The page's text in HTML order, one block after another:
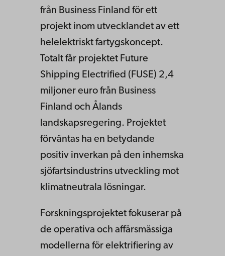
från Business Finland för ett
projekt inom utvecklandet av ett
helelektriskt fartygskoncept.
Totalt får projektet Future
Shipping Electrified (FUSE) 2,4
miljoner euro från Business
Finland och Ålands
landskapsregering. Projektet
förväntas ha en betydande
positiv inverkan på den inhemska
sjöfartsindustrins utveckling mot
klimatneutrala lösningar.
Forskningsprojektet fokuserar på
de operativa och affärsmässiga
modellerna för elektrifiering av